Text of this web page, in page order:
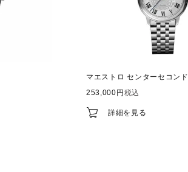
マエストロ センターセコンド
253,000
税込
詳細を見る